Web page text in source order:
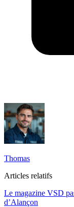
Thomas
Articles relatifs
Le magazine VSD
d’Alançon